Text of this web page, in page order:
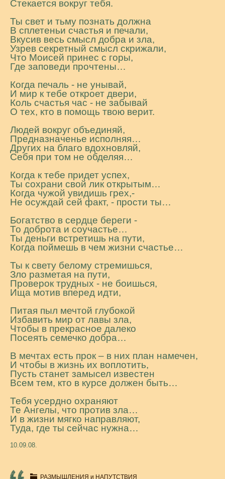
Стекается вокруг тебя.
Ты свет и тьму познать должна
В сплетеньи счастья и печали,
Вкусив весь смысл добра и зла,
Узрев секретный смысл скрижали,
Что Моисей принес с горы,
Где заповеди прочтены…
Когда печаль - не унывай,
И мир к тебе откроет двери,
Коль счастья час - не забывай
О тех, кто в помощь твою верит.
Людей вокруг объединяй,
Предназначенье исполняя…
Других на благо вдохновляй,
Себя при том не обделяя…
Когда к тебе придет успех,
Ты сохрани свой лик открытым…
Когда чужой увидишь грех,-
Не осуждай сей факт, - прости ты…
Богатство в сердце береги -
То доброта и соучастье…
Ты деньги встретишь на пути,
Когда поймешь в чем жизни счастье…
Ты к свету белому стремишься,
Зло разметая на пути,
Проверок трудных - не боишься,
Ища мотив вперед идти,
Питая пыл мечтой глубокой
Избавить мир от лавы зла,
Чтобы в прекрасное далеко
Посеять семечко добра…
В мечтах есть прок – в них план намечен,
И чтобы в жизнь их воплотить,
Пусть станет замысел известен
Всем тем, кто в курсе должен быть…
Тебя усердно охраняют
Те Ангелы, что против зла…
И в жизни мягко направляют,
Туда, где ты сейчас нужна…
10.09.08.
РАЗМЫШЛЕНИЯ и НАПУТСТВИЯ